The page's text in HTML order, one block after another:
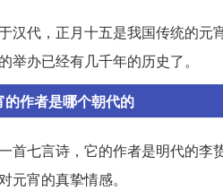
汉代，正月十五是我国传统的
举办已经有几千年的历史了。
的作者是哪个朝代的
一首七言诗，它的作者是明代的
元宵的真挚情感。